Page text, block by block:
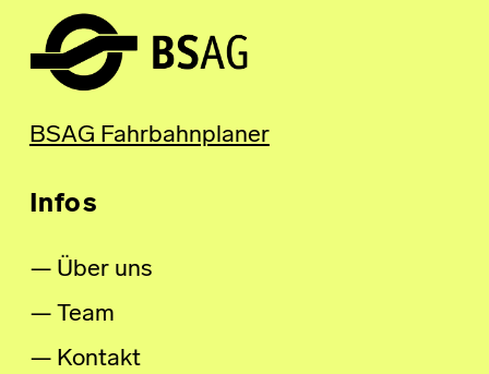
BSAG Fahrbahnplaner
Infos
Über uns
Team
Kontakt